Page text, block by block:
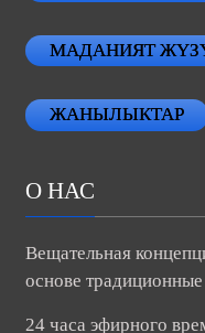
МАДАНИЯТ
ЖАНЫЛЫКТАР
О НАС
Вещательная
основе
24 часа эфирного